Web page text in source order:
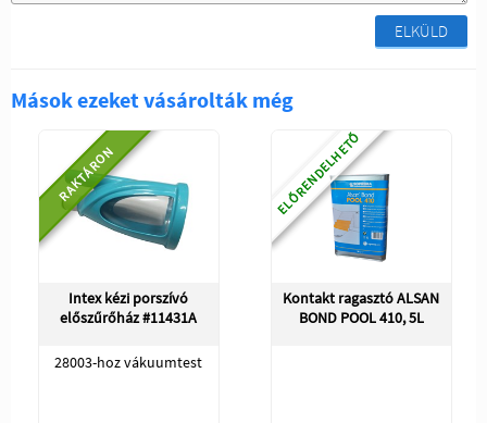
ELKÜLD
Mások ezeket vásárolták még
RAKTÁRON
Intex kézi porszívó
előszűrőház #11431A
28003-hoz vákuumtest
ELŐRENDELHETŐ
Kontakt ragasztó ALSAN
BOND POOL 410, 5L